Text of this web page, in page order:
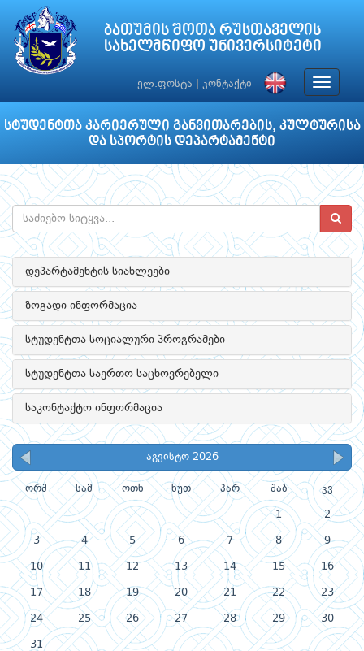
ბათუმის შოთა რუსთაველის
სახელმწიფო უნივერსიტეტი
ელ.ფოსტა კონტაქტი
Toggle
სტუდენტთა კარიერული განვითარების, კულტურისა
და სპორტის დეპარტამენტი
დეპარტამენტის სიახლეები
ზოგადი ინფორმაცია
სტუდენტთა სოციალური პროგრამები
სტუდენტთა საერთო საცხოვრებელი
საკონტაქტო ინფორმაცია
აგვისტო 2026
ორშ სამ ოთხ ხუთ პარ შაბ კვ
1 2
3 4 5 6 7 8 9
10 11 12 13 14 15 16
17 18 19 20 21 22 23
24 25 26 27 28 29 30
31